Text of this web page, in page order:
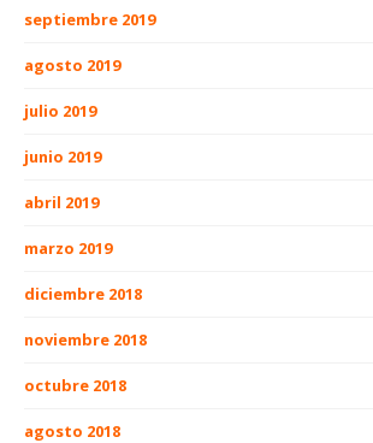
septiembre 2019
agosto 2019
julio 2019
junio 2019
abril 2019
marzo 2019
diciembre 2018
noviembre 2018
octubre 2018
agosto 2018